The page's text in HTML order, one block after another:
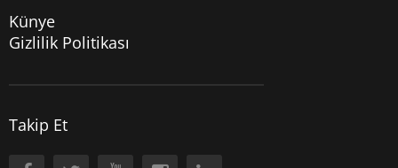
Künye
Gizlilik Politikası
Takip Et